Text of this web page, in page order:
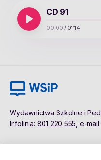
CD 91
00:00 / 01:14
Wydawnictwa Szkolne i
Infolinia: 801 220 555 , e-mail: